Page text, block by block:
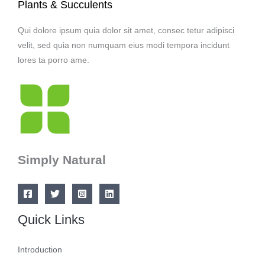
Plants & Succulents
Qui dolore ipsum quia dolor sit amet, consec tetur adipisci
velit, sed quia non numquam eius modi tempora incidunt
lores ta porro ame.
Simply Natural
Quick Links
Introduction